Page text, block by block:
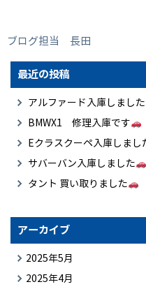
ブログ担当 長田
最近の投稿
アルファード入庫しました
BMWX1 修理入庫です
Eクラスクーペ入庫しまし
サバーバン入庫しました
タント 買い取りました
アーカイブ
2025年5月
2025年4月